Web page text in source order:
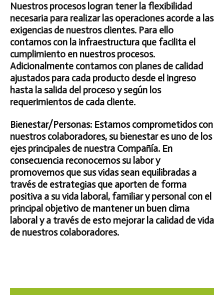
Nuestros procesos logran tener la flexibilidad
necesaria para realizar las operaciones acorde a las
exigencias de nuestros clientes. Para ello
contamos con la infraestructura que facilita el
cumplimiento en nuestros procesos.
Adicionalmente contamos con planes de calidad
ajustados para cada producto desde el ingreso
hasta la salida del proceso y según los
requerimientos de cada cliente.
Bienestar/Personas: Estamos comprometidos con
nuestros colaboradores, su bienestar es uno de los
ejes principales de nuestra Compañía. En
consecuencia reconocemos su labor y
promovemos que sus vidas sean equilibradas a
través de estrategias que aporten de forma
positiva a su vida laboral, familiar y personal con el
principal objetivo de mantener un buen clima
laboral y a través de esto mejorar la calidad de vida
de nuestros colaboradores.